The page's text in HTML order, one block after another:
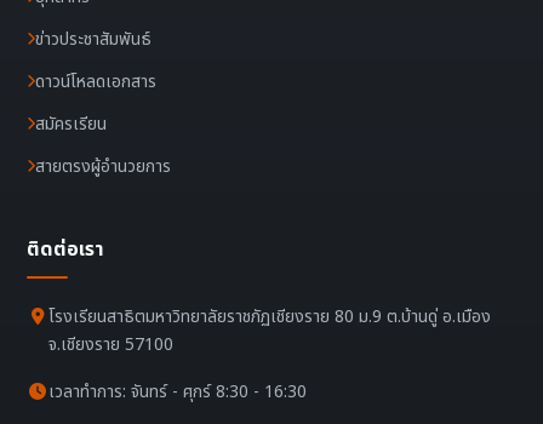
ข่าวประชาสัมพันธ์
ดาวน์โหลดเอกสาร
สมัครเรียน
สายตรงผู้อำนวยการ
ติดต่อเรา
โรงเรียนสาธิตมหาวิทยาลัยราชภัฏเชียงราย 80 ม.9 ต.บ้านดู่ อ.เมือง
จ.เชียงราย 57100
เวลาทำการ: จันทร์ - ศุกร์ 8:30 - 16:30